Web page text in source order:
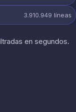
3.910.949 líneas
en segundos.